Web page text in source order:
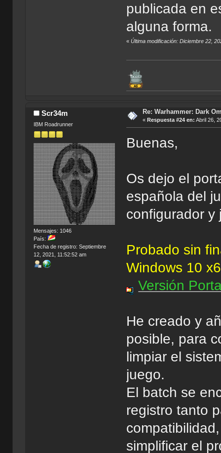
publicada en
alguna forma.
«Última modificación: Diciembre 22,
Scr34m
IBM Roadrunner
Mensajes: 1046
País:
Fecha de registro: Septiembre
12, 2021, 11:52:52 am
Re: Warhammer: Dark
« Respuesta #24 en: Abril 26,
Buenas,
Os dejo el
española del
configurador y
Probado sin
Windows 10
Versión
He creado y
posible, para
limpiar el
juego.
El batch se
registro tanto
simplificar el